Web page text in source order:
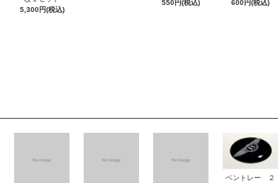
5,300円(税込)
550円(税込)
600円(税込)
ベントレー ２